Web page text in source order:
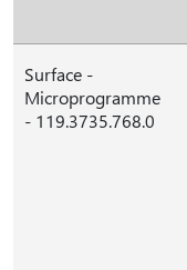
Surface -
Microprogramme
- 119.3735.768.0